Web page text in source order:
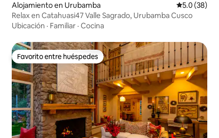
Alojamiento en Urubamba Calificación
5.0 (38)
Relax en Catahuasi47 Valle Sagrado, Urubamba Cusco
Ubicación · Familiar · Cocina
Favorito entre huéspedes
Favorito entre huéspedes